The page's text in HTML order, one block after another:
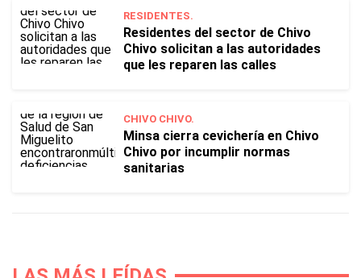
RESIDENTES.
Residentes del sector de Chivo
Chivo solicitan a las autoridades
que les reparen las calles
CHIVO CHIVO.
Minsa cierra cevichería en Chivo
Chivo por incumplir normas
sanitarias